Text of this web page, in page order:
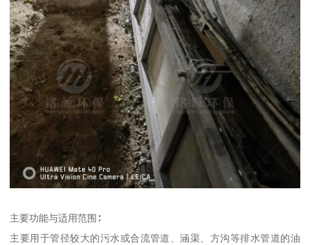
主要功能与适用范围∶
主要用于管径较大的污水或合流管道、涵渠、方沟等排水管道的油